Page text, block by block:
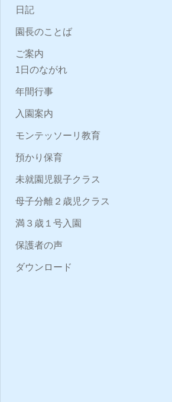
日記
園長のことば
ご案内
1日のながれ
年間行事
入園案内
モンテッソーリ教育
預かり保育
未就園児親子クラス
母子分離２歳児クラス
満３歳１号入園
保護者の声
ダウンロード